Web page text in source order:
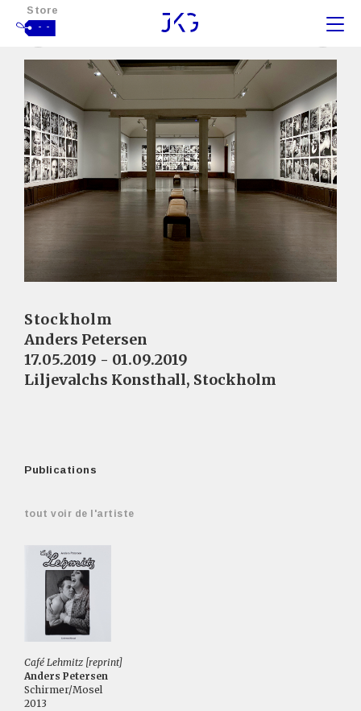
Store
- -
Stockholm
Anders Petersen
17.05.2019 - 01.09.2019
Liljevalchs Konsthall, Stockholm
Publications
tout voir de l'artiste
Café Lehmitz [reprint]
Anders Petersen
Schirmer/Mosel
2013